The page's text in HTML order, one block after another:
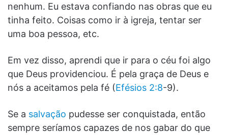
nenhum. Eu estava confiando nas obras que eu
tinha feito. Coisas como ir à igreja, tentar ser
uma boa pessoa, etc.
Em vez disso, aprendi que ir para o céu foi algo
que Deus providenciou. É pela graça de Deus e
nós a aceitamos pela fé (Efésios 2:8-9).
Se a salvação pudesse ser conquistada, então
sempre seríamos capazes de nos gabar do que